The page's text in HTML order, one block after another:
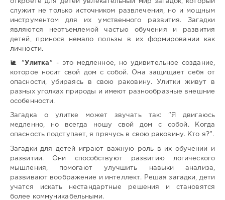
откроете для детей увлекательный мир загадок, который
служит не только источником развлечения, но и мощным
инструментом для их умственного развития. Загадки
являются неотъемлемой частью обучения и развития
детей, принося немало пользы в их формировании как
личности.
🐌 "Улитка " - это медленное, но удивительное создание,
которое носит свой дом с собой. Она защищает себя от
опасности, убираясь в свою раковину. Улитки живут в
разных уголках природы и имеют разнообразные внешние
особенности.
Загадка о улитке может звучать так: "Я двигаюсь
медленно, но всегда ношу свой дом с собой. Когда
опасность подступает, я прячусь в свою раковину. Кто я?".
Загадки для детей играют важную роль в их обучении и
развитии. Они способствуют развитию логического
мышления, помогают улучшить навыки анализа,
развивают воображение и интеллект. Решая загадки, дети
учатся искать нестандартные решения и становятся
более коммуникабельными.